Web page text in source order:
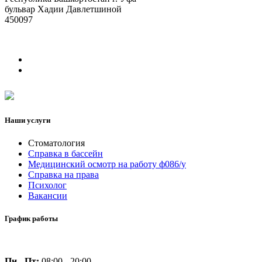
бульвар Хадии Давлетшиной
450097
Наши услуги
Стоматология
Справка в бассейн
Медицинский осмотр на работу ф086/у
Справка на права
Психолог
Вакансии
График работы